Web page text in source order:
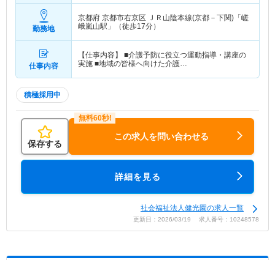
勤務地
京都府 京都市右京区 ＪＲ山陰本線(京都－下関)「嵯
峨嵐山駅」（徒歩17分）
仕事内容
【仕事内容】 ■介護予防に役立つ運動指導・講座の
実施 ■地域の皆様へ向けた介護…
積極採用中
保存する
この求人を問い合わせる
詳細を見る
社会福祉法人健光園の求人一覧
更新日：2026/03/19 求人番号：10248578